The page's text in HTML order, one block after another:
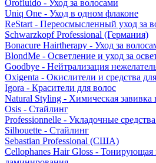
Orofluido - Уход за волосами
Uniq One - Уход в одном флаконе
ReStart - Переосмысленный уход за
Schwarzkopf Professional (Германия)
Bonacure Hairtherapy - Уход за
BlondMe - Осветление и уход за
Goodbye - Нейтрализация
Oxigenta - Окислители и средства
Igora - Красители для волос
Natural Styling - Химическая завивка
Osis - Стайлинг
Professionnelle - Укладочные
Silhouette - Стайлинг
Sebastian Professional (США)
Cellophanes Hair Gloss - Тонирующая